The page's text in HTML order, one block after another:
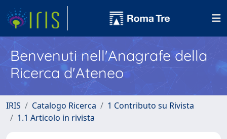
Benvenuti nell'Anagrafe della
Ricerca d'Ateneo
IRIS Catalogo Ricerca
1 Contributo su Rivista
1.1 Articolo in rivista